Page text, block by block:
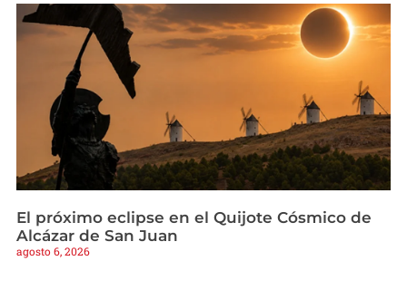
El próximo eclipse en el Quijote Cósmico de
Alcázar de San Juan
agosto 6, 2026